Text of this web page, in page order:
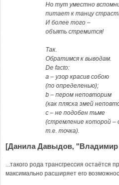
Но тут уместно
питает к танцу
И более того –
объять стремится!
Так.
Обратимся к выводам.
De facto:
a – узор красив собою
(по определенью);
b – пером неповторим
(как пляска змей
c – не подобен тьме
(стремление которой –
т.е. точка).
[Данила Давыдов, "Владимир
...такого рода трансгрессия
максимально расширяет его